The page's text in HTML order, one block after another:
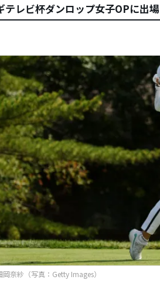
レビ杯ダンロップ女子OPに出場
岡奈紗（写真：Getty Images）